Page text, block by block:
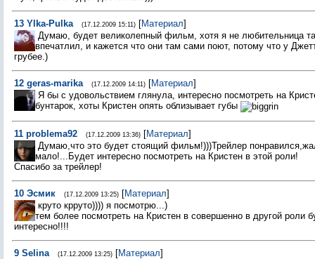
13 Ylka-Pulka (17.12.2009 15:11) [Материал]
Думаю, будет великолепный фильм, хотя я не любительница
впечатлил, и кажется что они там сами поют, потому что у
грубее.)
12 geras-marika (17.12.2009 14:11) [Материал]
Я бы с удовольствием глянула, интересно посмотреть на
бунтарок, хоты Кристен опять облизывает губы
11 problema92 (17.12.2009 13:36) [Материал]
Думаю,что это будет стоящий фильм!)))Трейлер
мало!...Будет интересно посмотреть на Кристен в этой роли!
Спасибо за трейлер!
10 Эсмик (17.12.2009 13:25) [Материал]
круто крруто)))) я посмотрю...)
тем более посмотреть на Кристен в совершенно в другой роли
интересно!!!!
9 Selina (17.12.2009 13:25) [Материал]